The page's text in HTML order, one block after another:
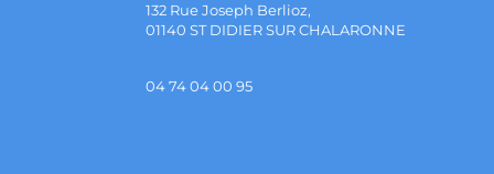
132 Rue Joseph Berlioz,
01140 ST DIDIER SUR CHALARONNE
04 74 04 00 95